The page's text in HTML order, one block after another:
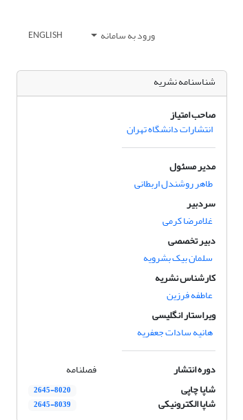
ورود به سامانه ENGLISH
شناسنامه نشریه
صاحب امتیاز
انتشارات دانشگاه تهران
مدیر مسئول
طاهر روشندل اربطانی
سردبیر
غلامرضا کرمی
دبیر تخصصی
سلمان بیک بشرویه
کارشناس نشریه
عاطفه فرزین
ویراستار انگلیسی
هانیه سادات جعفریه
دوره انتشار
فصلنامه
شاپا چاپی
2645-8020
شاپا الکترونیکی 2645-8039